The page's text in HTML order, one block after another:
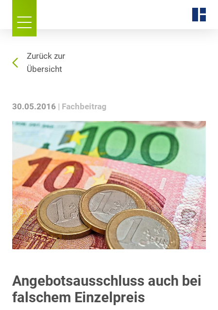
Zurück zur
Übersicht
30.05.2016 Fachbeitrag
Angebotsausschluss auch bei
falschem Einzelpreis